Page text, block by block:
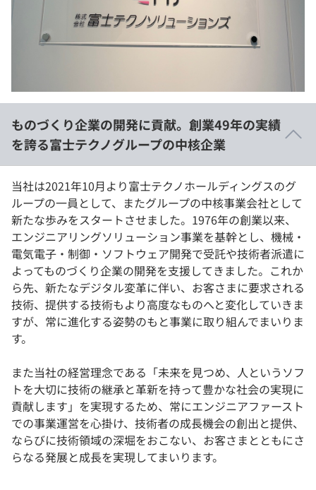
イベント・セミナー
ナレッジ
プラン
個人向けプラン
法人向けプラン
学校向けプラン
契約内容・クーポン
評価結果一覧
再チャレンジ結果一覧
Tech Team Journal
paiza times
paizaとは？
ものづくり企業の開発に貢献。創業49年の実績
を誇る富士テクノグループの中核企業
当社は2021年10月より富士テクノホールディングスのグ
ループの一員として、またグループの中核事業会社として
新たな歩みをスタートさせました。1976年の創業以来、
エンジニアリングソリューション事業を基幹とし、機械・
電気電子・制御・ソフトウェア開発で受託や技術者派遣に
よってものづくり企業の開発を支援してきました。これか
ら先、新たなデジタル変革に伴い、お客さまに要求される
技術、提供する技術もより高度なものへと変化していきま
すが、常に進化する姿勢のもと事業に取り組んでまいりま
す。
また当社の経営理念である「未来を見つめ、人というソフ
トを大切に技術の継承と革新を持って豊かな社会の実現に
貢献します」を実現するため、常にエンジニアファースト
での事業運営を心掛け、技術者の成長機会の創出と提供、
ならびに技術領域の深堀をおこない、お客さまとともにさ
らなる発展と成長を実現してまいります。